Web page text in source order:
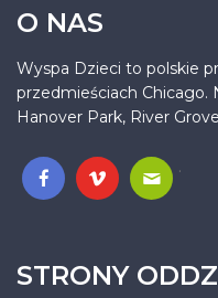
O NAS
Wyspa Dzieci to polskie
przedmieściach Chicago.
Hanover Park, River
.
STRONY